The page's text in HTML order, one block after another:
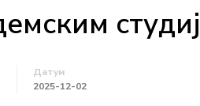
Датум
2025-12-02